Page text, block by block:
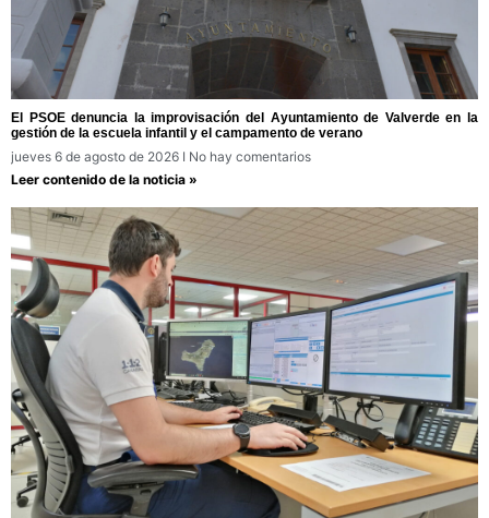
El PSOE denuncia la improvisación del Ayuntamiento de Valverde en la
gestión de la escuela infantil y el campamento de verano
jueves 6 de agosto de 2026
No hay comentarios
Leer contenido de la noticia »